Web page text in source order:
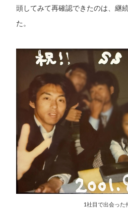
頭してみて再確認できたのは、継
た。
1社目で出会った